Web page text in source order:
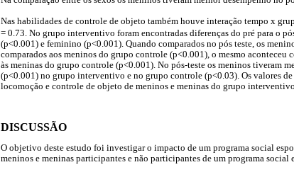
Nas habilidades de controle de objeto também houve interação tempo x
= 0.73. No grupo interventivo foram encontradas diferenças do pré para o
(p<0.001) e feminino (p<0.001). Quando comparados no pós teste, os
comparados aos meninos do grupo controle (p<0.001), o mesmo
às meninas do grupo controle (p<0.001). No pós-teste os meninos tiveram
(p<0.001) no grupo interventivo e no grupo controle (p<0.03). Os valores de
locomoção e controle de objeto de meninos e meninas do grupo
DISCUSSÃO
O objetivo deste estudo foi investigar o impacto de um programa social
meninos e meninas participantes e não participantes de um programa social